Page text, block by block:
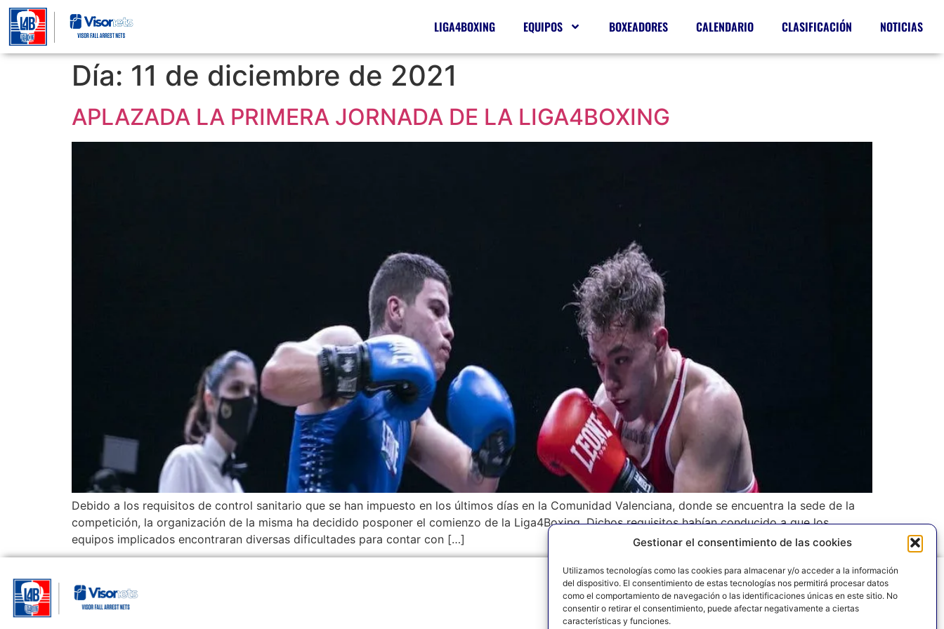
Gestionar el consentimiento de las cookies
Utilizamos tecnologías como las cookies para almacenar y/o acceder a la información
del dispositivo. El consentimiento de estas tecnologías nos permitirá procesar datos
como el comportamiento de navegación o las identificaciones únicas en este sitio. No
consentir o retirar el consentimiento, puede afectar negativamente a ciertas
características y funciones.
LIGA4BOXING EQUIPOS BOXEADORES CALENDARIO CLASIFICACIÓN NOTICIAS
Día: 11 de diciembre de 2021
APLAZADA LA PRIMERA JORNADA DE LA LIGA4BOXING
Debido a los requisitos de control sanitario que se han impuesto en los últimos días en la Comunidad Valenciana, donde se encuentra la sede de la
competición, la organización de la misma ha decidido posponer el comienzo de la Liga4Boxing. Dichos requisitos habían conducido a que los
equipos implicados encontraran diversas dificultades para contar con […]
AVISO LEGAL POLÍTICA DE PRIVACIDAD POLÍTICA DE COOKIES